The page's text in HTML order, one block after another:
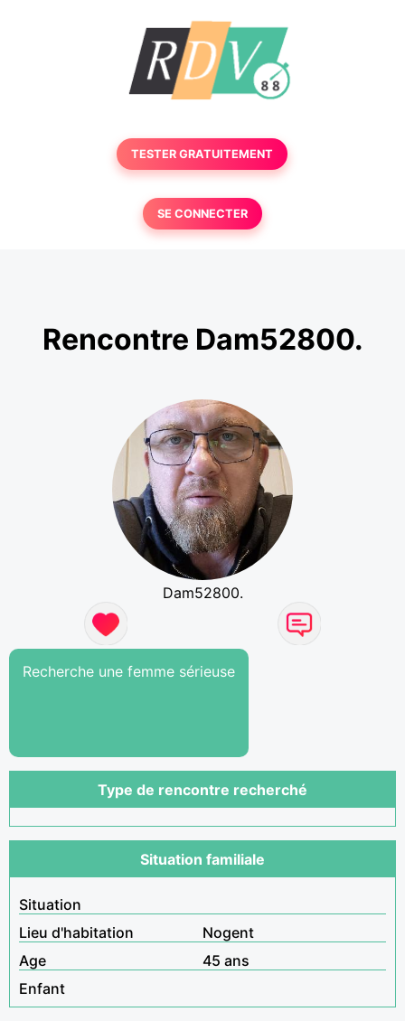
TESTER GRATUITEMENT
SE CONNECTER
Rencontre Dam52800.
Dam52800.
Recherche une femme sérieuse
Type de rencontre recherché
Situation familiale
Situation
Lieu d'habitation
Nogent
Age
45 ans
Enfant